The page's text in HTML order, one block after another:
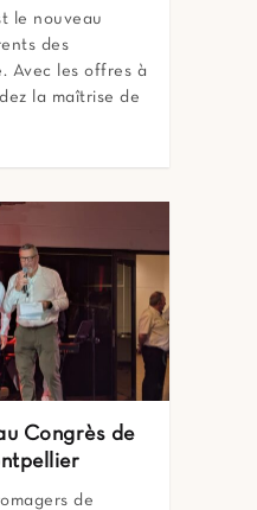
le nouveau
des
Avec les offres à
la maîtrise de
Congrès de
de